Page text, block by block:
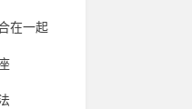
在一起